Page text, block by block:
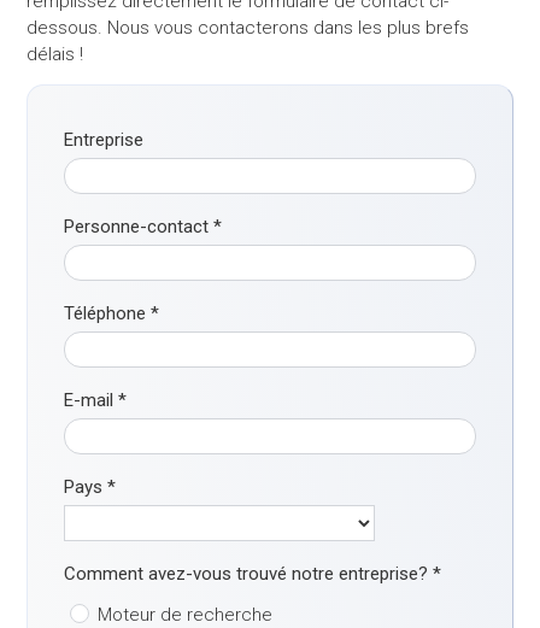
dessous. Nous vous contacterons dans les plus brefs
délais !
Entreprise
Personne-contact*
Téléphone*
E-mail*
Pays*
Comment avez-vous trouvé notre entreprise?*
Moteur de recherche